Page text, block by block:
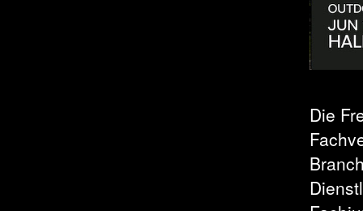
Die